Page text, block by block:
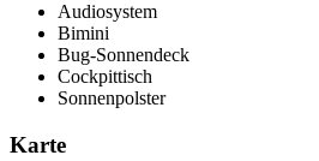
Audiosystem
Bimini
Bug-Sonnendeck
Cockpittisch
Sonnenpolster
Karte